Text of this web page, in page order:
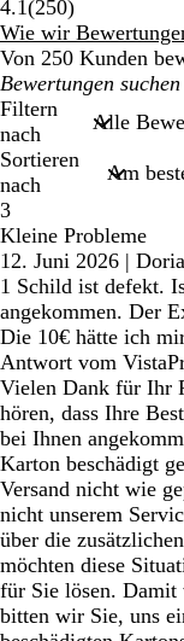
4.1(250250
Bewertungen
)
Wie wir
Von 250 Kunden
Meine
Sucheingaben
Filtern
nach
Sortieren
nach
3
Kleine Probleme
12. Juni 2026 |
1 Schild ist defekt.
angekommen. Der
Die 10€ hätte ich
Antwort vom
Vielen Dank für Ihr
hören, dass Ihre
bei Ihnen
Karton beschädigt
Versand nicht wie
nicht unserem
über die
möchten diese
für Sie lösen.
bitten wir Sie, uns